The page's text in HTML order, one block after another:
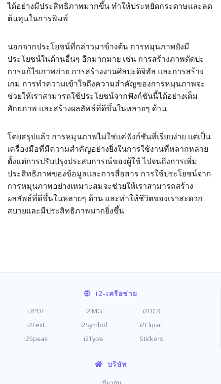
ได้อย่างมีประสิทธิภาพมากขึ้น ทำให้ประหยัดกระดาษและลด
ต้นทุนในการพิมพ์
นอกจากประโยชน์ที่กล่าวมาข้างต้น การหมุนภาพยังมี
ประโยชน์ในด้านอื่นๆ อีกมากมาย เช่น การสร้างภาพตัดปะ
การแก้ไขภาพถ่าย การสร้างงานศิลปะดิจิทัล และการสร้าง
เกม การทำความเข้าใจถึงความสำคัญของการหมุนภาพจะ
ช่วยให้เราสามารถใช้ประโยชน์จากฟังก์ชันนี้ได้อย่างเต็ม
ศักยภาพ และสร้างผลลัพธ์ที่ดีขึ้นในหลายๆ ด้าน
โดยสรุปแล้ว การหมุนภาพไม่ใช่แค่ฟังก์ชันที่เรียบง่าย แต่เป็น
เครื่องมือที่มีความสำคัญอย่างยิ่งในการใช้งานที่หลากหลาย
ตั้งแต่การปรับปรุงประสบการณ์ของผู้ใช้ ไปจนถึงการเพิ่ม
ประสิทธิภาพของข้อมูลและการสื่อสาร การใช้ประโยชน์จาก
การหมุนภาพอย่างเหมาะสมจะช่วยให้เราสามารถสร้าง
ผลลัพธ์ที่ดีขึ้นในหลายๆ ด้าน และทำให้ชีวิตของเราสะดวก
สบายและมีประสิทธิภาพมากยิ่งขึ้น
i2-เครือข่าย
i2PDF i2IMG
i2OCR
i2Text
i2Symbol
i2Clipart
i2Speak
i2Type Stickers
บริษัท